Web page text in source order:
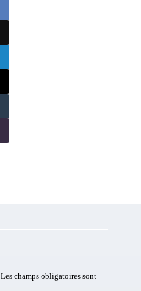
Les champs obligatoires sont